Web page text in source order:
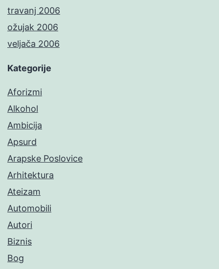
travanj 2006
ožujak 2006
veljača 2006
Kategorije
Aforizmi
Alkohol
Ambicija
Apsurd
Arapske Poslovice
Arhitektura
Ateizam
Automobili
Autori
Biznis
Bog